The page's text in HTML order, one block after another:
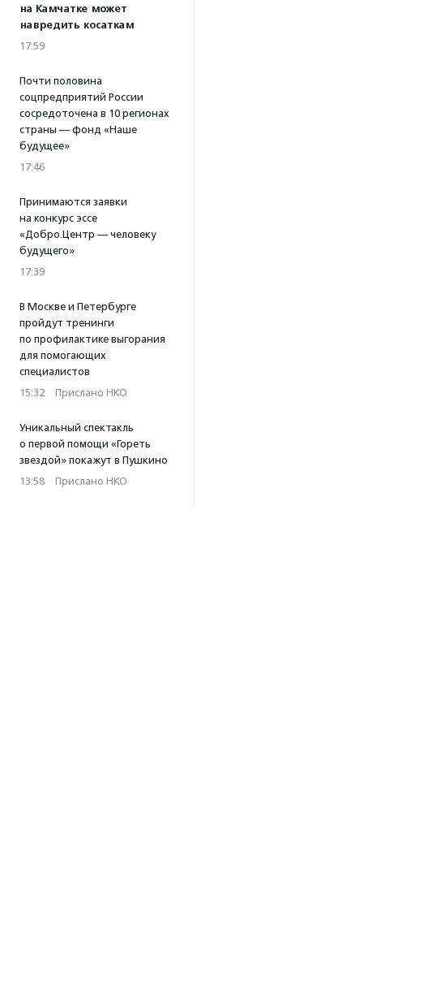
на Камчатке может
навредить косаткам
17:59
Почти половина
соцпредприятий России
сосредоточена в 10 регионах
страны — фонд «Наше
будущее»
17:46
Принимаются заявки
на конкурс эссе
«Добро.Центр — человеку
будущего»
17:39
В Москве и Петербурге
пройдут тренинги
по профилактике выгорания
для помогающих
специалистов
15:32 · Прислано НКО
Уникальный спектакль
о первой помощи «Гореть
звездой» покажут в Пушкино
13:58 · Прислано НКО